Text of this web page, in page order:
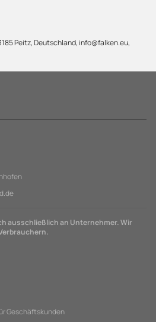
Peitz, Deutschland, info@falken.eu,
ausschließlich an Unternehmer. Wir
Geschäftskunden